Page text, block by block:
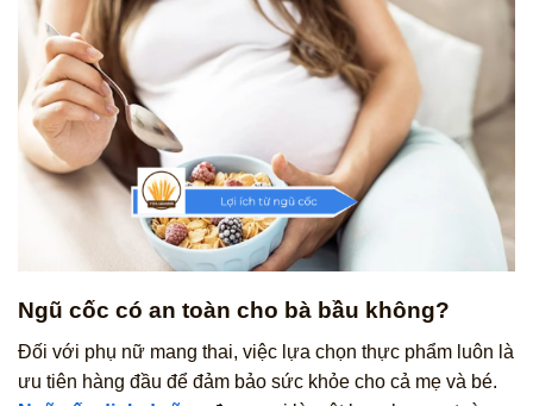
Ngũ cốc có an toàn cho bà bầu không?
Đối với phụ nữ mang thai, việc lựa chọn thực phẩm luôn là
ưu tiên hàng đầu để đảm bảo sức khỏe cho cả mẹ và bé.